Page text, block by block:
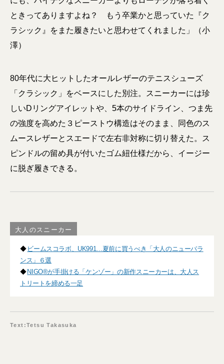
ときってありますよね？ もう卒業かと思っていた『ク
ラシック』をまた履きたいと思わせてくれました」（小
澤）
80年代に大ヒットしたオールレザーのテニスシューズ
「クラシック」をベースにした別注。スニーカーには珍
しいDリングアイレットや、5本のサイドライン、つま先
の強度を高めた３ピーストウ構造はそのまま、同色のス
ムースレザーとスエードで左右非対称に切り替えた。ス
ピンドルの留め具が付いたゴム紐仕様だから、イージー
に脱ぎ履きできる。
大人のスニーカー
◆ ビームスコラボ、UK991…夏前に買うべき「大人のニューバラ
ンス」６選
◆ NIGO®が手掛ける「ケンゾー」の新作スニーカーは、大人ス
トリートを締める一足
Text:Tetsu Takasuka